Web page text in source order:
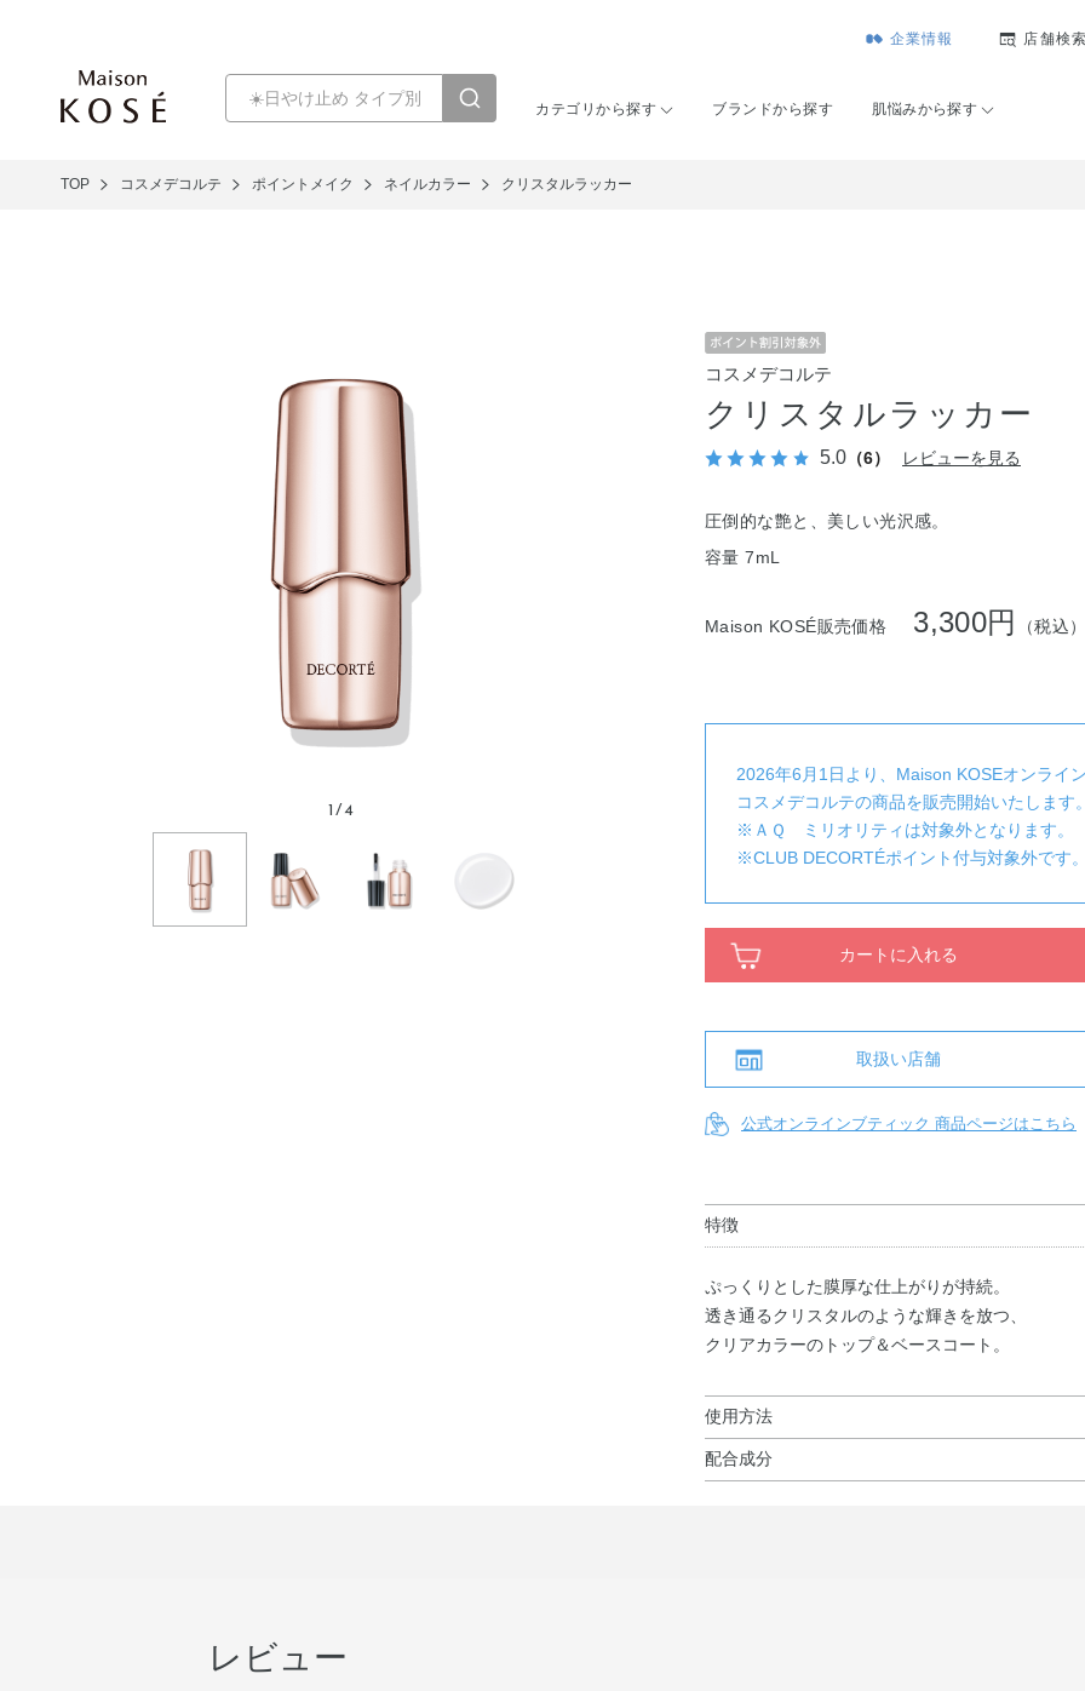
企業情報 店舗検索
カテゴリから探す ブランドから探す 肌悩みから探す
TOP コスメデコルテ ポイントメイク ネイルカラー クリスタルラッカー
1/ 4
コスメデコルテ
クリスタルラッカー
5.0 （6） レビューを見る
圧倒的な艶と、美しい光沢感。
容量 7mL
Maison KOSÉ販売価格 3,300円 （税込）
2026年6月1日より、Maison KOSEオンライ
コスメデコルテの商品を販売開始いたします。
※ＡＱ ミリオリティは対象外となります。
※CLUB DECORTÉポイント付与対象外です。
カートに入れる
取扱い店舗
公式オンラインブティック 商品ページはこちら
特徴
ぷっくりとした膜厚な仕上がりが持続。
透き通るクリスタルのような輝きを放つ、
クリアカラーのトップ＆ベースコート。
使用方法
使用方法
配合成分
レビュー